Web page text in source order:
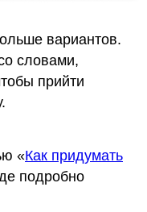
вариантов.
словами,
прийти
«Как придумать
подробно